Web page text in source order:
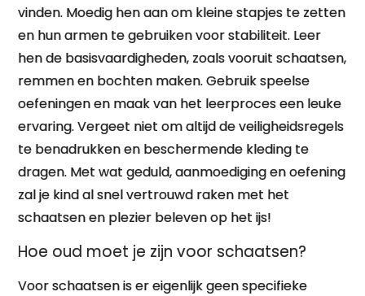
vinden. Moedig hen aan om kleine stapjes te zetten
en hun armen te gebruiken voor stabiliteit. Leer
hen de basisvaardigheden, zoals vooruit schaatsen,
remmen en bochten maken. Gebruik speelse
oefeningen en maak van het leerproces een leuke
ervaring. Vergeet niet om altijd de veiligheidsregels
te benadrukken en beschermende kleding te
dragen. Met wat geduld, aanmoediging en oefening
zal je kind al snel vertrouwd raken met het
schaatsen en plezier beleven op het ijs!
Hoe oud moet je zijn voor schaatsen?
Voor schaatsen is er eigenlijk geen specifieke